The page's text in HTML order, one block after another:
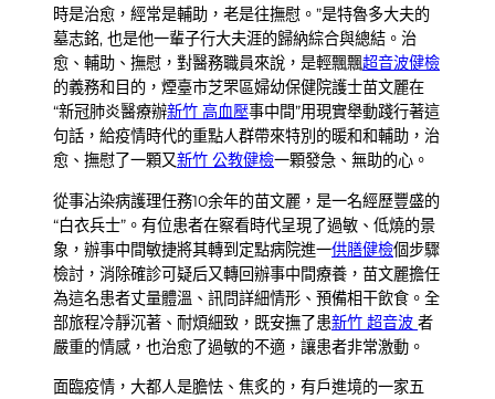
時是治愈，經常是輔助，老是往撫慰。”是特魯多大夫的
墓志銘, 也是他一輩子行大夫涯的歸納綜合與總結。治
愈、輔助、撫慰，對醫務職員來說，是輕飄飄超音波健檢
的義務和目的，煙臺市芝罘區婦幼保健院護士苗文麗在
“新冠肺炎醫療辦新竹 高血壓事中間”用現實舉動踐行著這
句話，給疫情時代的重點人群帶來特別的暖和和輔助，治
愈、撫慰了一顆又新竹 公教健檢一顆發急、無助的心。
從事沾染病護理任務10余年的苗文麗，是一名經歷豐盛的
“白衣兵士”。有位患者在察看時代呈現了過敏、低燒的景
象，辦事中間敏捷將其轉到定點病院進一供膳健檢個步驟
檢討，消除確診可疑后又轉回辦事中間療養，苗文麗擔任
為這名患者丈量體溫、訊問詳細情形、預備相干飲食。全
部旅程冷靜沉著、耐煩細致，既安撫了患新竹 超音波 者
嚴重的情感，也治愈了過敏的不適，讓患者非常激動。
面臨疫情，大都人是膽怯、焦炙的，有戶進境的一家五